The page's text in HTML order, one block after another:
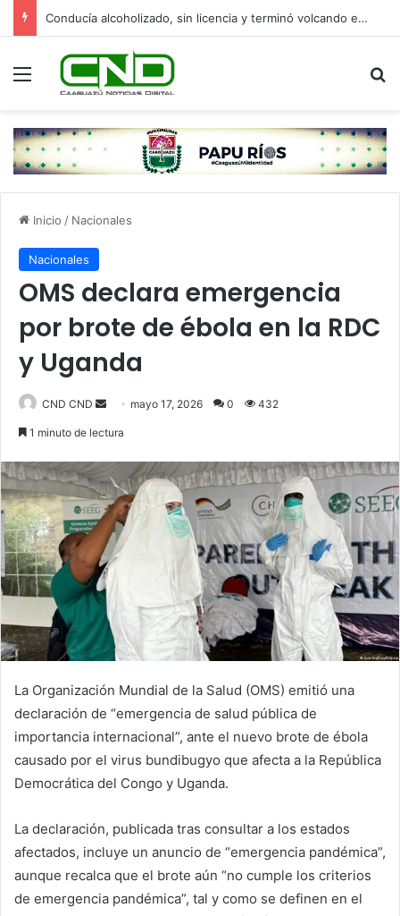
Conducía alcoholizado, sin licencia y terminó volcando en Yasy Cañy
Menú
Inicio / Nacionales
Nacionales
OMS declara emergencia
por brote de ébola en la RDC
y Uganda
CND CND
a
n
e
m
a
i
l
mayo 17, 2026 0 432
1 minuto de lectura
La Organización Mundial de la Salud (OMS) emitió una
declaración de “emergencia de salud pública de
importancia internacional”, ante el nuevo brote de ébola
causado por el virus bundibugyo que afecta a la República
Democrática del Congo y Uganda.
La declaración, publicada tras consultar a los estados
afectados, incluye un anuncio de “emergencia pandémica”,
aunque recalca que el brote aún “no cumple los criterios
de emergencia pandémica”, tal y como se definen en el